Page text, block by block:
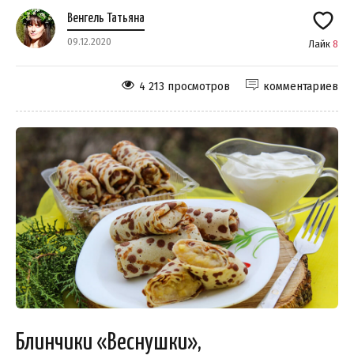
Венгель Татьяна
09.12.2020 Лайк 8
комментариев
4 213 просмотров
Блинчики «Веснушки»,